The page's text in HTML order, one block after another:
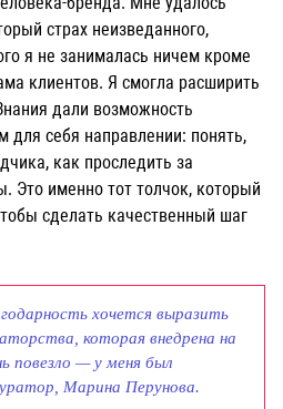
страх неизведанного,
я не занималась ничем кроме
клиентов. Я смогла расширить
дали возможность
для себя направлении: понять,
как проследить за
Это именно тот толчок, который
сделать качественный шаг
хочется выразить
которая внедрена на
повезло — у меня был
Марина Перунова.